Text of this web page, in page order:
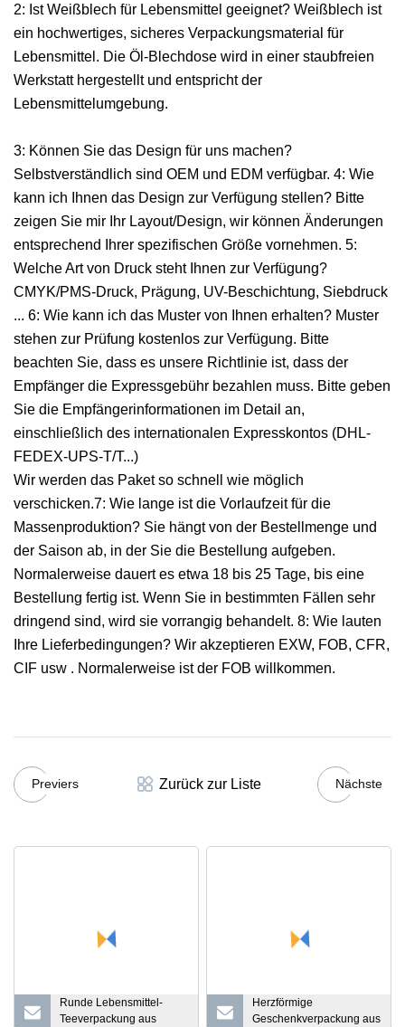
2: Ist Weißblech für Lebensmittel geeignet? Weißblech ist
ein hochwertiges, sicheres Verpackungsmaterial für
Lebensmittel. Die Öl-Blechdose wird in einer staubfreien
Werkstatt hergestellt und entspricht der
Lebensmittelumgebung.
3: Können Sie das Design für uns machen?
Selbstverständlich sind OEM und EDM verfügbar. 4: Wie
kann ich Ihnen das Design zur Verfügung stellen? Bitte
zeigen Sie mir Ihr Layout/Design, wir können Änderungen
entsprechend Ihrer spezifischen Größe vornehmen. 5:
Welche Art von Druck steht Ihnen zur Verfügung?
CMYK/PMS-Druck, Prägung, UV-Beschichtung, Siebdruck
... 6: Wie kann ich das Muster von Ihnen erhalten? Muster
stehen zur Prüfung kostenlos zur Verfügung. Bitte
beachten Sie, dass es unsere Richtlinie ist, dass der
Empfänger die Expressgebühr bezahlen muss. Bitte geben
Sie die Empfängerinformationen im Detail an,
einschließlich des internationalen Expresskontos (DHL-
FEDEX-UPS-T/T...)
Wir werden das Paket so schnell wie möglich
verschicken.7: Wie lange ist die Vorlaufzeit für die
Massenproduktion? Sie hängt von der Bestellmenge und
der Saison ab, in der Sie die Bestellung aufgeben.
Normalerweise dauert es etwa 18 bis 25 Tage, bis eine
Bestellung fertig ist. Wenn Sie in bestimmten Fällen sehr
dringend sind, wird sie vorrangig behandelt. 8: Wie lauten
Ihre Lieferbedingungen? Wir akzeptieren EXW, FOB, CFR,
CIF usw . Normalerweise ist der FOB willkommen.
Previers Zurück zur Liste Nächste
Runde Lebensmittel-
Teeverpackung aus
Herzförmige
Geschenkverpackung aus